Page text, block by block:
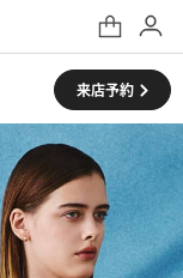
来店予約